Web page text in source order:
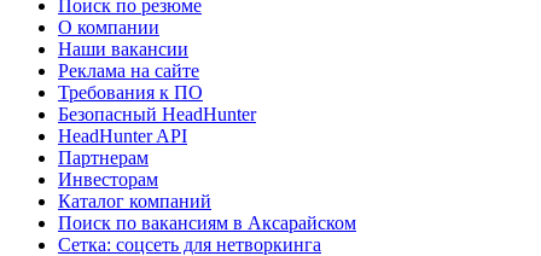
Поиск по резюме
О компании
Наши вакансии
Реклама на сайте
Требования к ПО
Безопасный HeadHunter
HeadHunter API
Партнерам
Инвесторам
Каталог компаний
Поиск по вакансиям в Аксарайском
Сетка: соцсеть для нетворкинга